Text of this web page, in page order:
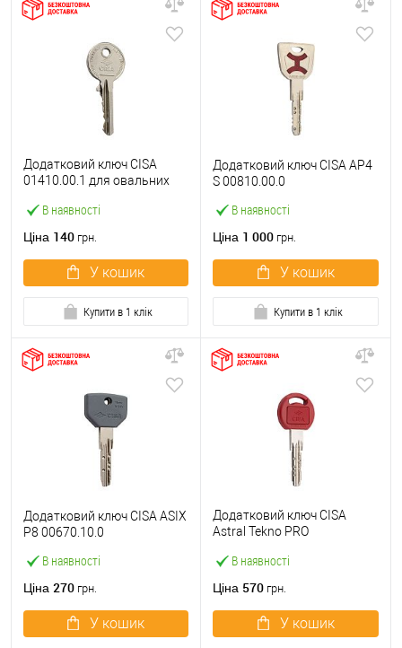
В наявності
Додатковий ключ CISA
01410.00.1 для овальних
Ціна 140 грн.
У кошик
Купити в 1 клік
В наявності
Додатковий ключ CISA AP4
S 00810.00.0
Ціна 1 000 грн.
У кошик
Купити в 1 клік
В наявності
Додатковий ключ CISA ASIX
P8 00670.10.0
Ціна 270 грн.
У кошик
В наявності
Додатковий ключ CISA
Astral Tekno PRO
Ціна 570 грн.
У кошик